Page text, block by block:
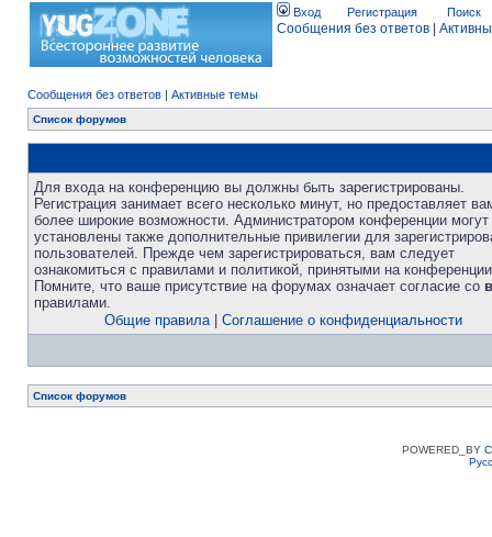
Вход Регистрация Поиск
Сообщения без ответов
Сообщения без ответов | Активные темы
Список форумов
Для входа на конференцию вы должны быть зарегистрированы.
Регистрация занимает всего несколько минут, но предоставляет
более широкие возможности. Администратором конференции
установлены также дополнительные привилегии для
пользователей. Прежде чем зарегистрироваться, вам следует
ознакомиться с правилами и политикой, принятыми на
Помните, что ваше присутствие на форумах означает согласие со
правилами.
Общие правила| Соглашение о конфиденциальности
Список форумов
POWERED_BY